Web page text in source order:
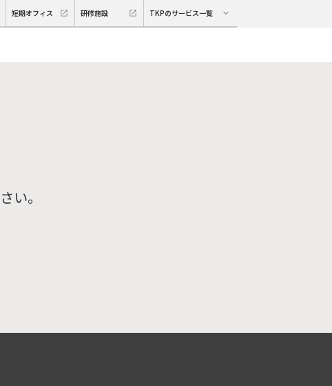
短期オフィス 研修施設 TKPのサービス一覧
い。